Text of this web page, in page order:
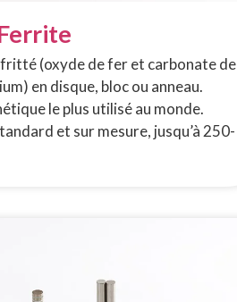
(oxyde de fer et carbonate de
en disque, bloc ou anneau.
le plus utilisé au monde.
et sur mesure, jusqu’à 250-